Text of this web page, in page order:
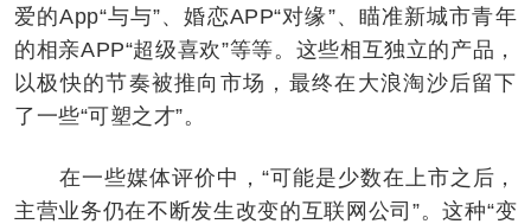
爱的App“与与”、婚恋APP“对缘”、瞄准新城市青年
的相亲APP“超级喜欢”等等。这些相互独立的产品，
以极快的节奏被推向市场，最终在大浪淘沙后留下
了一些“可塑之才”。
在一些媒体评价中，“可能是少数在上市之后，
主营业务仍在不断发生改变的互联网公司”。这种“变